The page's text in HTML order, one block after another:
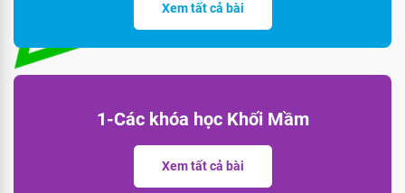
Xem tất cả bài
1-Các khóa học Khối Mầm
Xem tất cả bài